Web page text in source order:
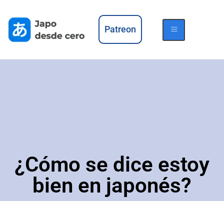
Patreon
¿Cómo se dice estoy
bien en japonés?